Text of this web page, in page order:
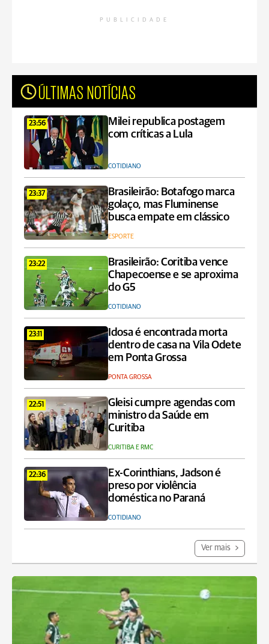
PUBLICIDADE
ÚLTIMAS NOTÍCIAS
23:56
Milei republica postagem
com críticas a Lula
COTIDIANO
23:37
Brasileirão: Botafogo marca
golaço, mas Fluminense
busca empate em clássico
ESPORTE
23:22
Brasileirão: Coritiba vence
Chapecoense e se aproxima
do G5
COTIDIANO
23:11
Idosa é encontrada morta
dentro de casa na Vila Odete
em Ponta Grossa
PONTA GROSSA
22:51
Gleisi cumpre agendas com
ministro da Saúde em
Curitiba
CURITIBA E RMC
22:36
Ex-Corinthians, Jadson é
preso por violência
doméstica no Paraná
COTIDIANO
Ver mais